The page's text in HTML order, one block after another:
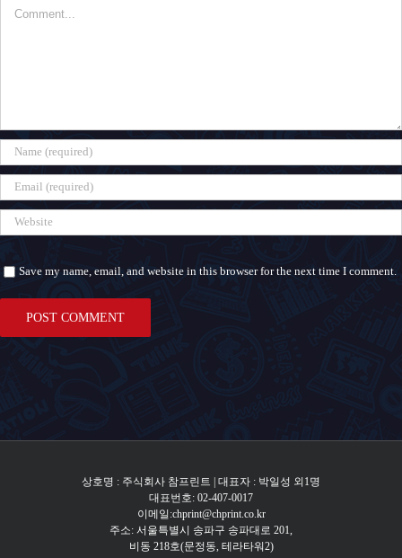
Save my name, email, and website in this browser for the next time I comment.
상호명 : 주식회사 참프린트 | 대표자 : 박일성 외1명
대표번호: 02-407-0017
이메일:chprint@chprint.co.kr
주소: 서울특별시 송파구 송파대로 201,
비동 218호(문정동, 테라타워2)